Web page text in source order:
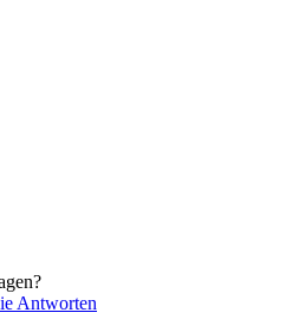
Antworten